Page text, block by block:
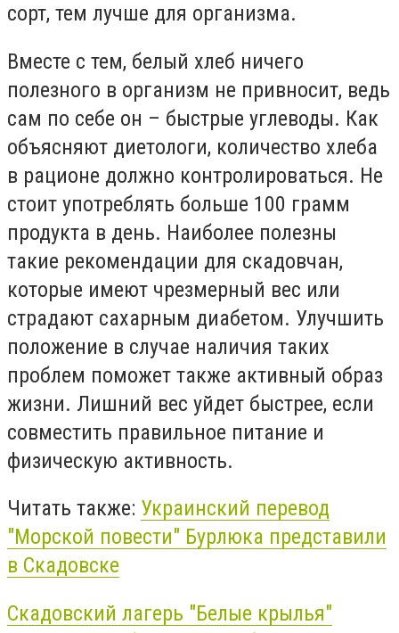
сорт, тем лучше для организма.
Вместе с тем, белый хлеб ничего
полезного в организм не привносит, ведь
сам по себе он – быстрые углеводы. Как
объясняют диетологи, количество хлеба
в рационе должно контролироваться. Не
стоит употреблять больше 100 грамм
продукта в день. Наиболее полезны
такие рекомендации для скадовчан,
которые имеют чрезмерный вес или
страдают сахарным диабетом. Улучшить
положение в случае наличия таких
проблем поможет также активный образ
жизни. Лишний вес уйдет быстрее, если
совместить правильное питание и
физическую активность.
Читать также: Украинский перевод
"Морской повести" Бурлюка представили
в Скадовске
Скадовский лагерь "Белые крылья"